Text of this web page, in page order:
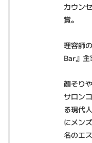
カウン
賞。
理容師
Bar』主
顔そり
サロン
る現代
にメン
名のエ